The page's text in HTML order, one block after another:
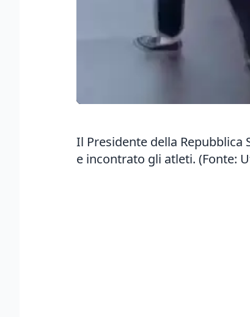
Il Presidente della
e incontrato gli atleti. (Fonte: